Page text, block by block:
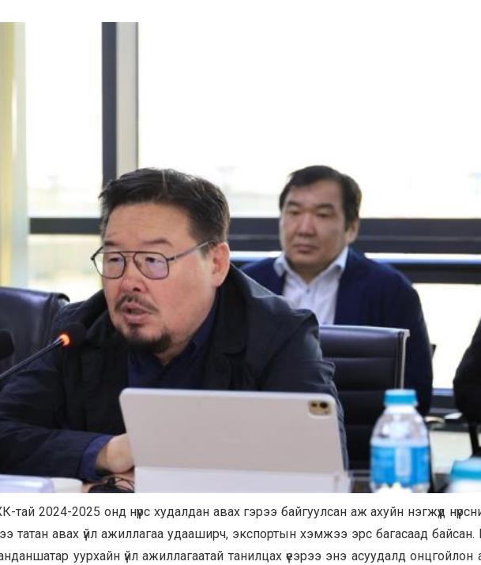
тай 2024-2025 онд нүүрс худалдан авах гэрээ байгуулсан аж ахуйн нэгжүүд
татан авах үйл ажиллагаа удааширч, экспортын хэмжээ эрс багасаад
уурхайн үйл ажиллагаатай танилцах үеэрээ энэ асуудалд онцгойлон